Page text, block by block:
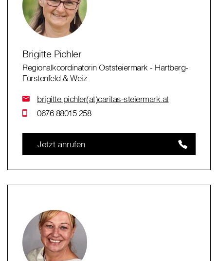
Brigitte Pichler
Regionalkoordinatorin Oststeiermark - Hartberg-
Fürstenfeld & Weiz
brigitte.pichler(at)caritas-steiermark.at
0676 88015 258
Jetzt anrufen